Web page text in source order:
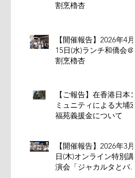
割烹櫓杏
【開催報告】2026年4月
15日(水)ランチ和僑会＠
割烹櫓杏
【ご報告】在香港日本コ
ミュニティによる大埔宏
福苑義援金について
【開催報告】2026年3月5
日(木)オンライン特別講
演会「ジャカルタとバ